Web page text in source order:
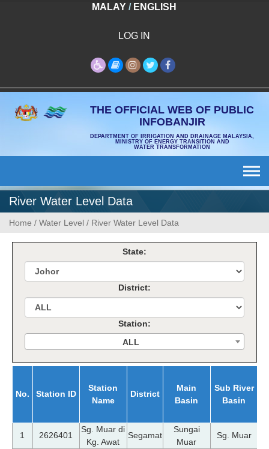
MALAY/ ENGLISH
LOG IN
THE OFFICIAL WEB OF PUBLIC
INFOBANJIR
DEPARTMENT OF IRRIGATION AND DRAINAGE MALAYSIA,
MINISTRY OF ENERGY TRANSITION AND
WATER TRANSFORMATION
River Water Level Data
Home / Water Level / River Water Level Data
State:
District:
Station:
ALL
No. Station ID
Station
Name
District
Main
Basin
Sub River
Basin
1 2626401
Sg. Muar di
Kg. Awat
Segamat
Sungai
Muar
Sg. Muar